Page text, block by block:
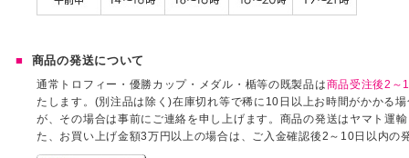
商品の発送について
通常トロフィー・優勝カップ・メダル・楯等の既製品は商品受注後2～
たします。(別注品は除く)在庫切れ等で稀に10日以上お時間がかかる
が、その場合は事前にご連絡を申し上げます。商品の発送はヤマト運
た、お買い上げ金額3万円以上の場合は、ご入金確認後2～10日以内の